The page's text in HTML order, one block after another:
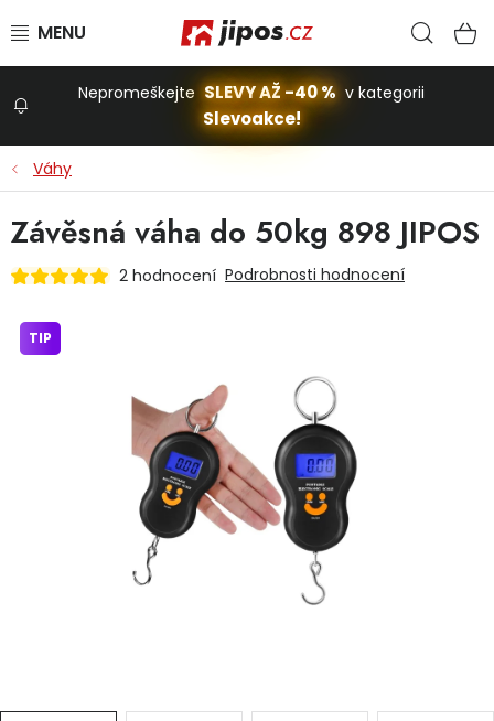
Stavba a dům
Domácnost
Dětská hřiště
Autodoplňky
Ochranné pomůcky
Nepromeškejte SLEVY AŽ -40 % v kategorii
Slevoakce!
Váhy
Závěsná váha do 50kg 898 JIPOS
2 hodnocení Podrobnosti hodnocení
TIP